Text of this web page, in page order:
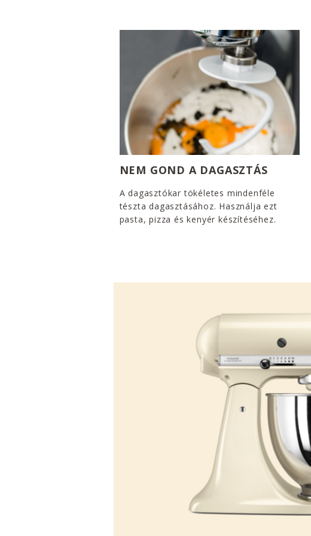
NEM GOND A DAGASZTÁS
A dagasztókar tökéletes mindenféle
tészta dagasztásához. Használja ezt
pasta, pizza és kenyér készítéséhez.